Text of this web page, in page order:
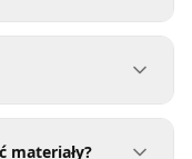
materiały?